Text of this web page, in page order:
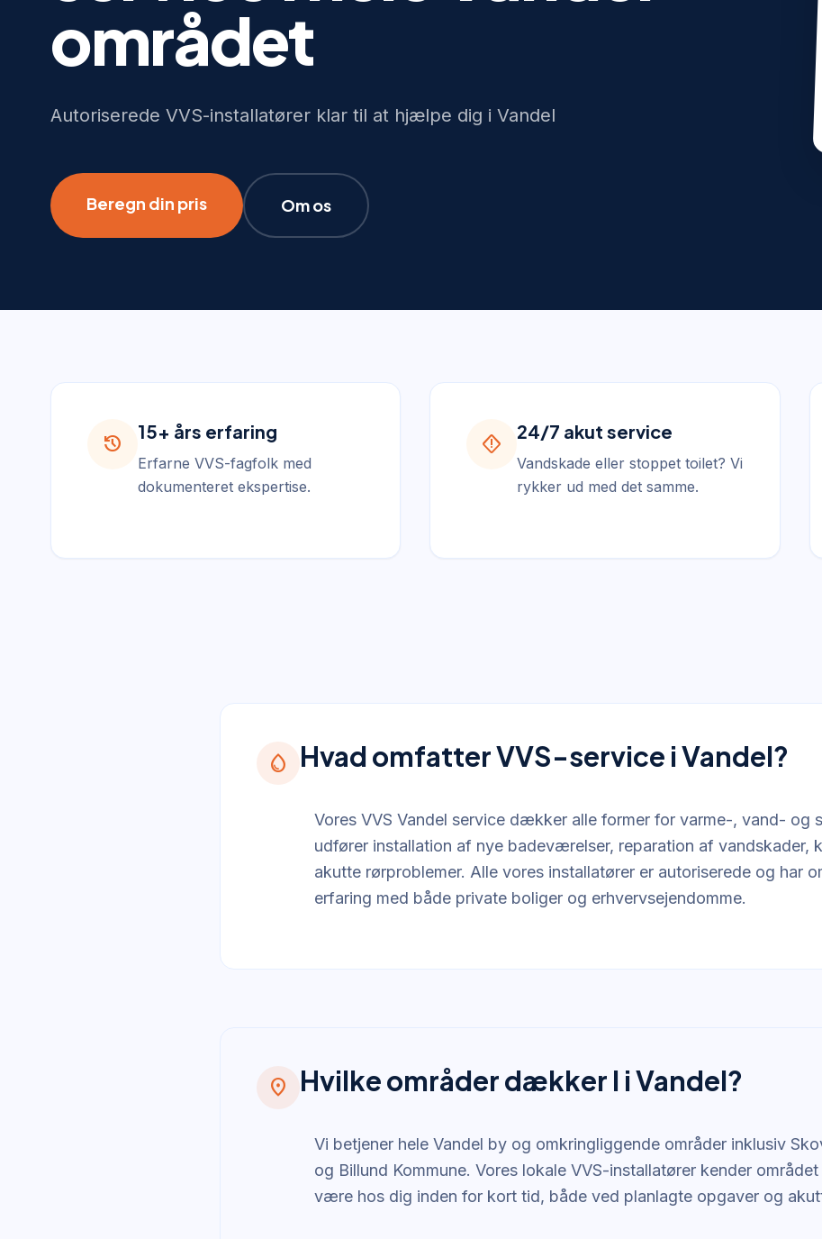
området
Autoriserede VVS-installatører klar til at hjælpe dig i Vandel
Beregn din pris Om os
history
15+ års erfaring
Erfarne VVS-fagfolk med
dokumenteret ekspertise.
emergency_home
24/7 akut service
Vandskade eller stoppet toilet? Vi
rykker ud med det samme.
water_drop Hvad omfatter VVS-service i Vandel?
Vores VVS Vandel service dækker alle former for varme-, vand- og
udfører installation af nye badeværelser, reparation af vandskader,
akutte rørproblemer. Alle vores installatører er autoriserede og har
erfaring med både private boliger og erhvervsejendomme.
location_on Hvilke områder dækker I i Vandel?
Vi betjener hele Vandel by og omkringliggende områder inklusiv
og Billund Kommune. Vores lokale VVS-installatører kender
være hos dig inden for kort tid, både ved planlagte opgaver og